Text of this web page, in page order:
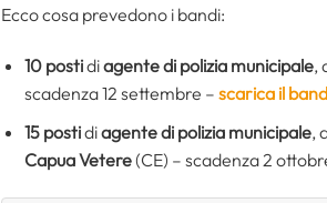
Ecco cosa prevedono i bandi:
10 postidiagente di polizia municipale,
scadenza 12 settembre – scarica il
15 postidiagente di polizia municipale,
Capua Vetere(CE) – scadenza 2